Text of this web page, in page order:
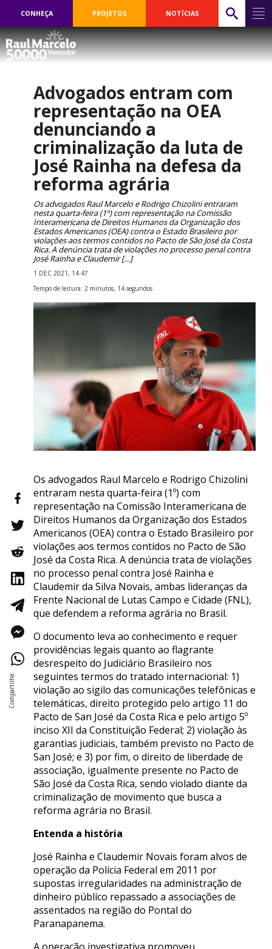
CONHEÇA PROJETOS NOTÍCIAS
Advogados entram com
representação na OEA
denunciando a
criminalização da luta de
José Rainha na defesa da
reforma agrária
Os advogados Raul Marcelo e Rodrigo Chizolini entraram
nesta quarta-feira (1º) com representação na Comissão
Interamericana de Direitos Humanos da Organização dos
Estados Americanos (OEA) contra o Estado Brasileiro por
violações aos termos contidos no Pacto de São José da Costa
Rica. A denúncia trata de violações no processo penal contra
José Rainha e Claudemir […]
1 DEC 2021, 14:47
Tempo de leitura: 2 minutos, 14 segundos
Os advogados Raul Marcelo e Rodrigo Chizolini
entraram nesta quarta-feira (1º) com
representação na Comissão Interamericana de
Direitos Humanos da Organização dos Estados
Americanos (OEA) contra o Estado Brasileiro por
violações aos termos contidos no Pacto de São
José da Costa Rica. A denúncia trata de violações
no processo penal contra José Rainha e
Claudemir da Silva Novais, ambas lideranças da
Frente Nacional de Lutas Campo e Cidade (FNL),
que defendem a reforma agrária no Brasil.
O documento leva ao conhecimento e requer
providências legais quanto ao flagrante
desrespeito do Judiciário Brasileiro nos
seguintes termos do tratado internacional: 1)
violação ao sigilo das comunicações telefônicas e
telemáticas, direito protegido pelo artigo 11 do
Pacto de San José da Costa Rica e pelo artigo 5º
inciso XII da Constituição Federal; 2) violação às
garantias judiciais, também previsto no Pacto de
San José; e 3) por fim, o direito de liberdade de
associação, igualmente presente no Pacto de
São José da Costa Rica, sendo violado diante da
criminalização de movimento que busca a
reforma agrária no Brasil.
Entenda a história
José Rainha e Claudemir Novais foram alvos de
operação da Polícia Federal em 2011 por
supostas irregularidades na administração de
dinheiro público repassado a associações de
assentados na região do Pontal do
Paranapanema.